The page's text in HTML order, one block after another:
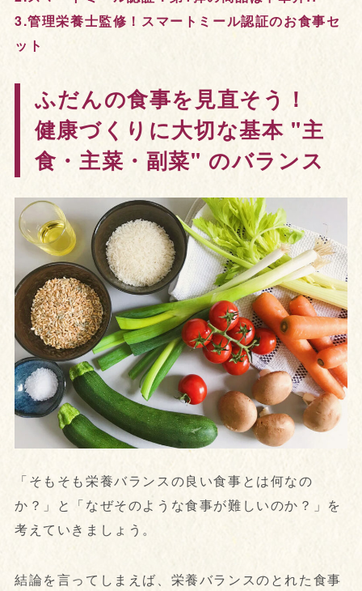
3.管理栄養士監修！スマートミール認証のお食事セ
ット
ふだんの食事を見直そう！
健康づくりに大切な基本 "主
食・主菜・副菜" のバランス
「そもそも栄養バランスの良い食事とは何なの
か？」と「なぜそのような食事が難しいのか？」を
考えていきましょう。
結論を言ってしまえば、栄養バランスのとれた食事